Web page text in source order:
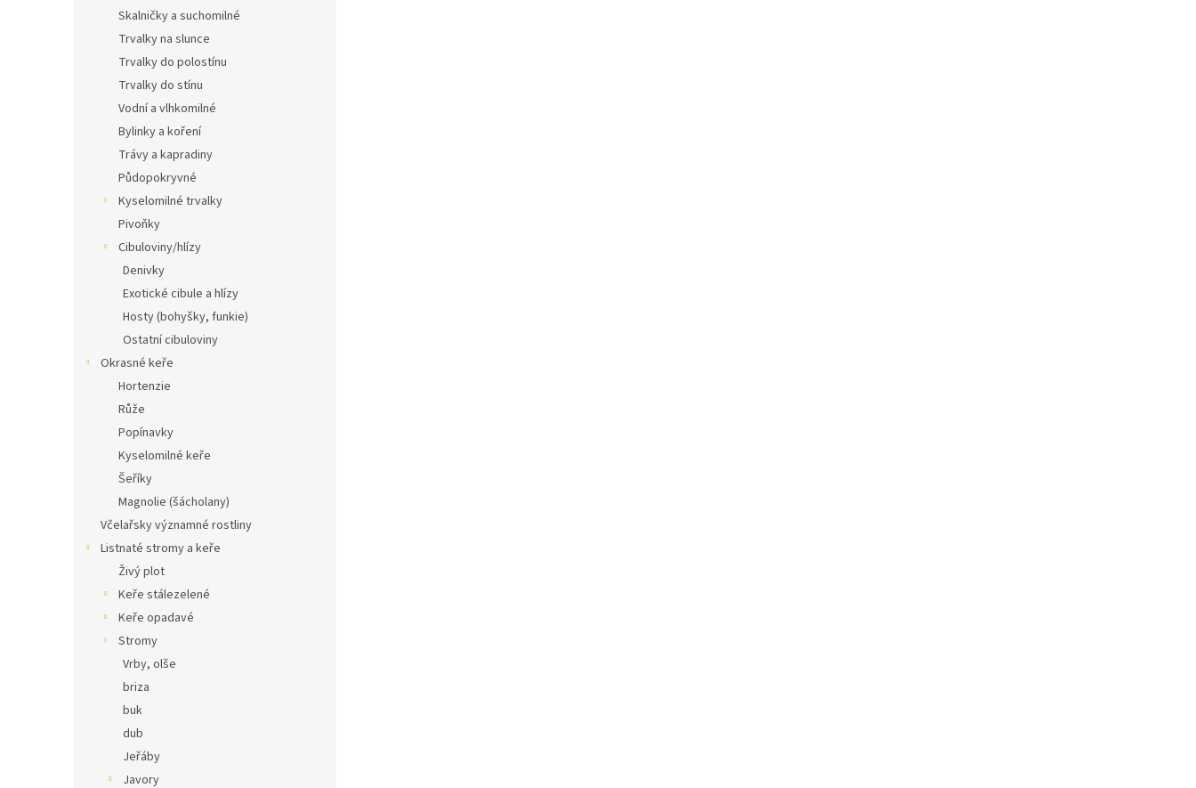
Skalničky a suchomilné
Trvalky na slunce
Trvalky do polostínu
Trvalky do stínu
Vodní a vlhkomilné
Bylinky a koření
Trávy a kapradiny
Půdopokryvné
Kyselomilné trvalky
Pivoňky
Cibuloviny/hlízy
Denivky
Exotické cibule a hlízy
Hosty (bohyšky, funkie)
Ostatní cibuloviny
Okrasné keře
Hortenzie
Růže
Popínavky
Kyselomilné keře
Šeříky
Magnolie (šácholany)
Včelařsky významné rostliny
Listnaté stromy a keře
Živý plot
Keře stálezelené
Keře opadavé
Stromy
Vrby, olše
briza
buk
dub
Jeřáby
Javory